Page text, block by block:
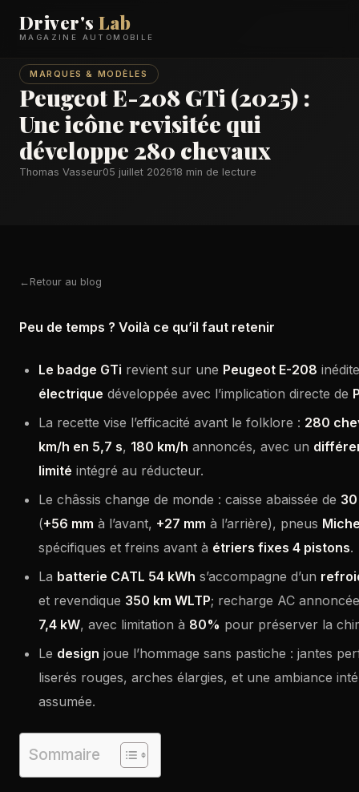
Driver'sLab
MAGAZINE AUTOMOBILE
MARQUES & MODÈLES
Peugeot E-208 GTi (2025) :
Une icône revisitée qui
développe 280 chevaux
Thomas Vasseur05 juillet 202618 min de lecture
Retour au blog
Peu de temps ? Voilà ce qu’il faut retenir
Le badge GTi revient sur une Peugeot E-208
électrique développée avec l’implication directe de
La recette vise l’efficacité avant le folklore : 280
km/h en 5,7 s, 180 km/h annoncés, avec un
limité intégré au réducteur.
Le châssis change de monde : caisse abaissée de
(+56 mm à l’avant, +27 mm à l’arrière), pneus
spécifiques et freins avant à étriers fixes 4 pistons.
La batterie CATL 54 kWh s’accompagne d’un
et revendique 350 km WLTP; recharge AC
7,4 kW, avec limitation à 80% pour préserver la
Le design joue l’hommage sans pastiche : jantes
liserés rouges, arches élargies, et une ambiance
assumée.
Sommaire